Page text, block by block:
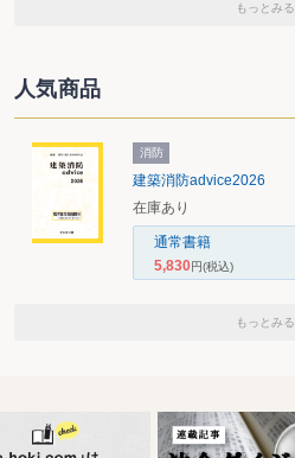
もっとみる
人気商品
消防
建築消防advice2026
在庫あり
通常書籍
5,830円(税込)
もっとみる